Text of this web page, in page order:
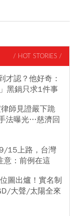
/ HOT STORIES /
才認？他好奇：
黑鍋只求1件事
師見證嚴下跪
法曝光…慈濟回
15上路，台灣
意：前例在這
圖出爐！實名制
大聲/太陽全來